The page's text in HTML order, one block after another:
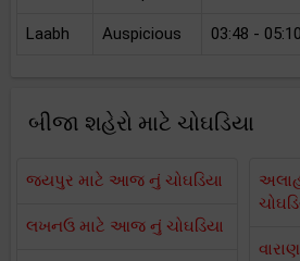
Laabh Auspicious 03:48 - 05:10
બીજા શહેરો માટે ચોઘડિયા
જયપુર માટે આજ નું ચોઘડિયા
લખનઉ માટે આજ નું ચોઘડિયા